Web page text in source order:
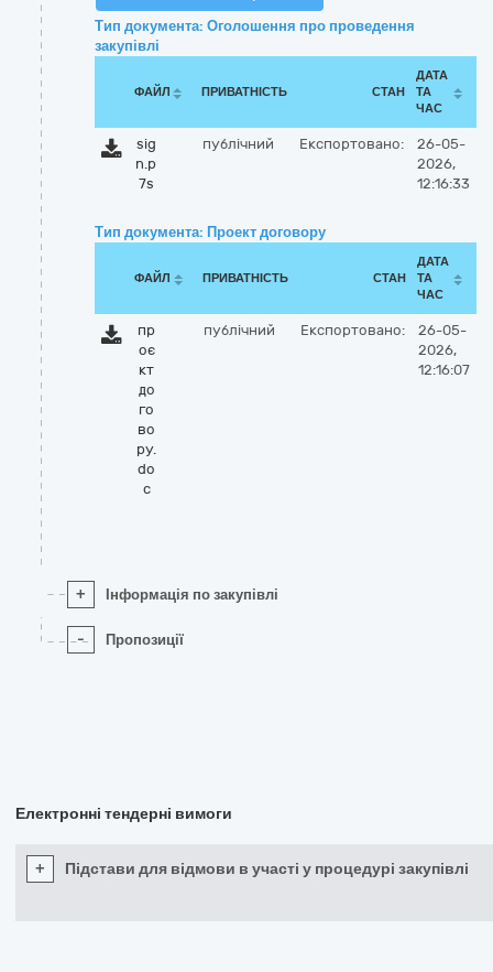
Тип документа: Оголошення про проведення
закупівлі
ФАЙЛ ПРИВАТНІСТЬ СТАН
ДАТА
ТА
ЧАС
sig
n.p
7s
публічний Експортовано:
26-05-
2026,
12:16:33
Тип документа: Проект договору
ФАЙЛ ПРИВАТНІСТЬ СТАН
ДАТА
ТА
ЧАС
пр
оє
кт
до
го
во
ру.
do
c
публічний Експортовано:
26-05-
2026,
12:16:07
+ Інформація по закупівлі
- Пропозиції
Електронні тендерні вимоги
+ Підстави для відмови в участі у процедурі закупівлі